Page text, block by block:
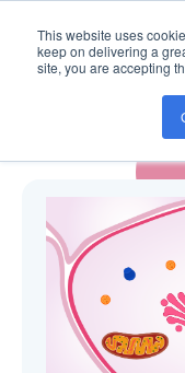
This website uses
keep on delivering a
site, you are accepting